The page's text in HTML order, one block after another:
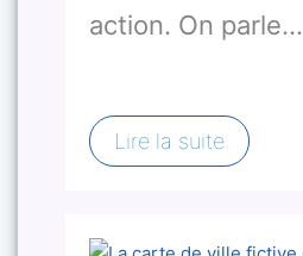
action. On parle…
Lire la suite